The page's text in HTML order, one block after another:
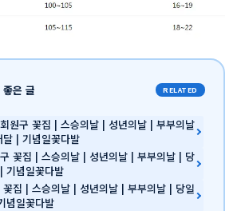
은 글 RELATED
원구 꽃집 | 스승의날 | 성년의날 | 부부의날
| 기념일꽃다발
꽃집 | 스승의날 | 성년의날 | 부부의날 | 당
기념일꽃다발
집 | 스승의날 | 성년의날 | 부부의날 | 당일
념일꽃다발